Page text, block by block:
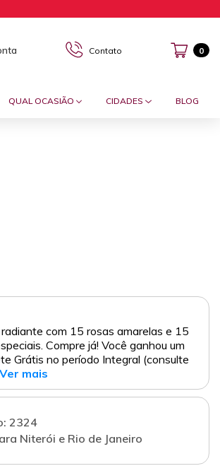
Contato 0
QUAL OCASIÃO CIDADES BLOG
com 15 rosas amarelas e 15
Compre já! Você ganhou um
Grátis no período Integral (consulte
Ver mais
2324
Niterói e Rio de Janeiro